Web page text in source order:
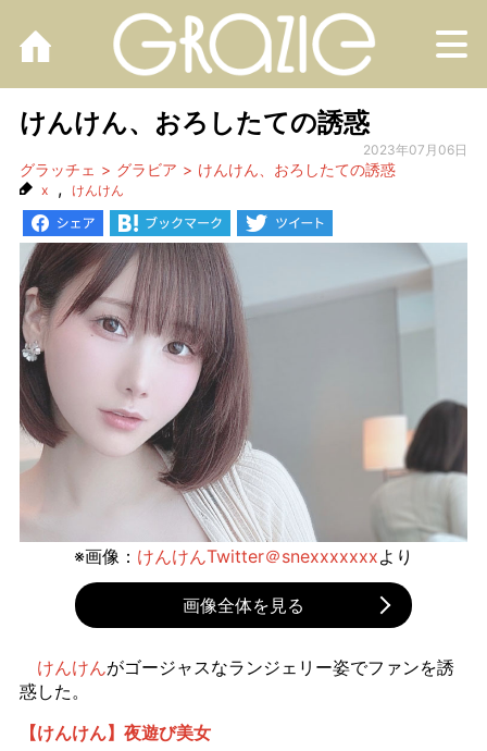
けんけん、おろしたての誘惑
2023年07月06日
グラッチェ グラビア けんけん、おろしたての誘惑
x , けんけん
※画像： けんけんTwitter＠snexxxxxxxより
画像全体を見る
けんけんがゴージャスなランジェリー姿でファンを誘
惑した。
【けんけん】夜遊び美女